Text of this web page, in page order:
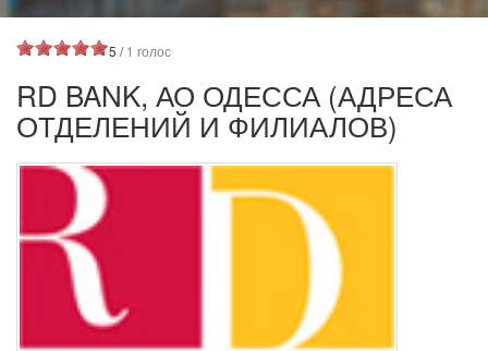
5 /1 голос
RD BANK, АО ОДЕССА (АДРЕСА
ОТДЕЛЕНИЙ И ФИЛИАЛОВ)